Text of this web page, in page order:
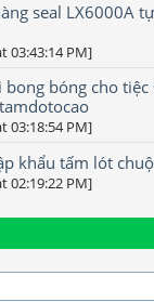
seal LX6000A
03:43:14 PM]
bong bóng cho
tamdotocao
03:18:54 PM]
khẩu tấm lót
02:19:22 PM]